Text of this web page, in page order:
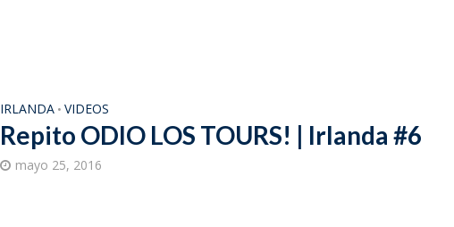
IRLANDA • VIDEOS
Repito ODIO LOS TOURS! | Irlanda #6
mayo 25, 2016